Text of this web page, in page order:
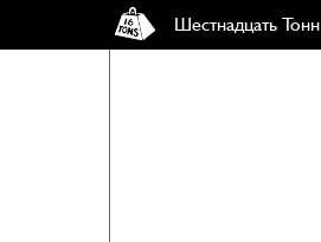
Шестнадцать Тонн